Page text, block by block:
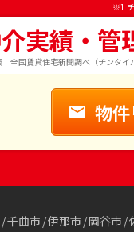
※1
実績・管
国賃貸住宅新聞調べ（チンタイバ
物
千曲市 伊那市 岡谷市